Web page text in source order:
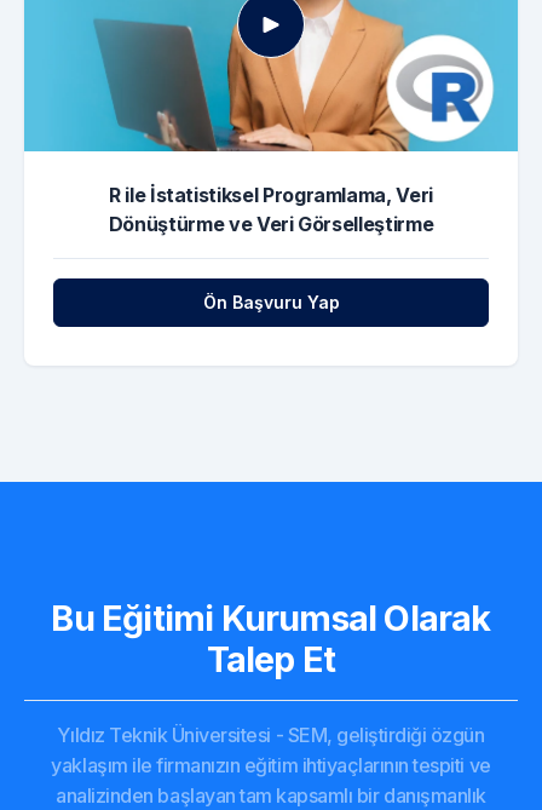
R ile İstatistiksel Programlama, Veri
Dönüştürme ve Veri Görselleştirme
Ön Başvuru Yap
Bu Eğitimi Kurumsal Olarak
Talep Et
Yıldız Teknik Üniversitesi - SEM, geliştirdiği özgün
yaklaşım ile firmanızın eğitim ihtiyaçlarının tespiti ve
analizinden başlayan tam kapsamlı bir danışmanlık